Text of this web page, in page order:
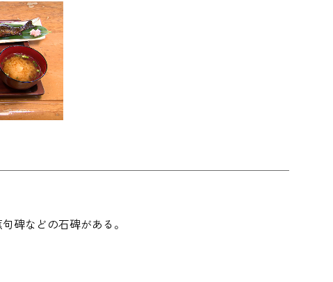
碑などの石碑がある。